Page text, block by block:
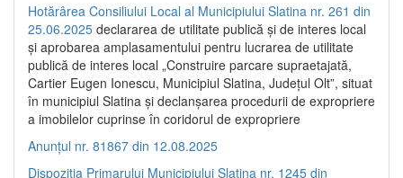
Hotărârea Consiliului Local al Municipiului Slatina nr. 261 din
25.06.2025 declararea de utilitate publică și de interes local
și aprobarea amplasamentului pentru lucrarea de utilitate
publică de interes local „Construire parcare supraetajată,
Cartier Eugen Ionescu, Municipiul Slatina, Județul Olt”, situat
în municipiul Slatina și declanșarea procedurii de expropriere
a imobilelor cuprinse în coridorul de expropriere
Anunțul nr. 81867 din 12.08.2025
Dispoziția Primarului Municipiului Slatina nr. 1245 din